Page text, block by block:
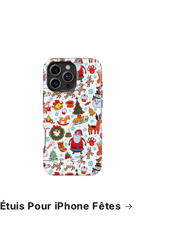
Étuis Pour iPhone Fêtes